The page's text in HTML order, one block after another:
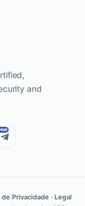
and
Privacidade · Legal